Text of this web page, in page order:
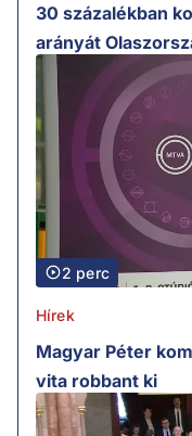
30 százalékban
arányát
2 perc
Hírek
Magyar Péter
vita robbant ki